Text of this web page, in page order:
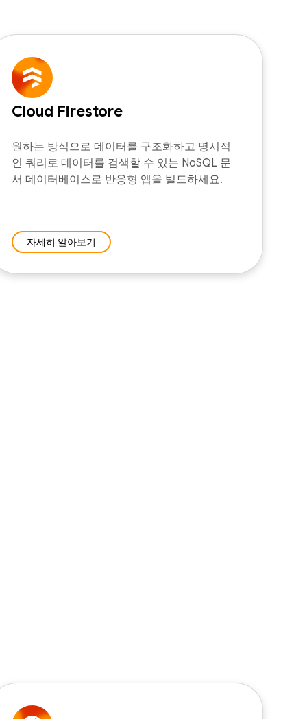
Cloud Firestore
원하는 방식으로 데이터를 구조화하고 명시적
인 쿼리로 데이터를 검색할 수 있는 NoSQL 문
서 데이터베이스로 반응형 앱을 빌드하세요.
자세히 알아보기